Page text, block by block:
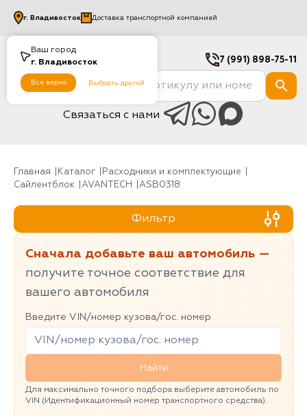
Ваш город
г. Владивосток
Все верно Выбрать другой
г. Владивосток Доставка транспортной компанией
7 (991) 898-75-11
Связаться с нами
Главная Каталог
Расходники и комплектующие
Сайлентблок
AVANTECH ASB0318
Фильтр
Сначала добавьте ваш автомобиль —
получите точное соответствие для
вашего автомобиля
Введите VIN/номер кузова/гос. номер
Найти
Для максимально точного подбора выберите автомобиль по
VIN (Идентификационный номер транспортного средства).